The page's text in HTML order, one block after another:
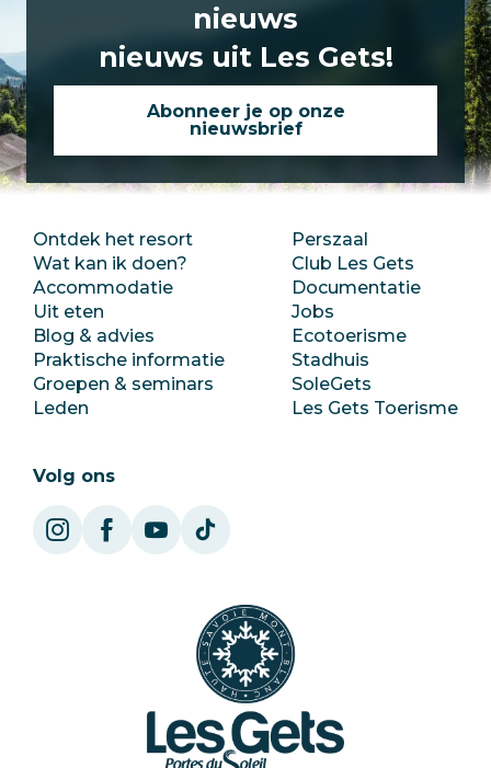
nieuws
nieuws uit Les Gets!
Abonneer je op onze
nieuwsbrief
Ontdek het resort
Wat kan ik doen?
Accommodatie
Uit eten
Blog & advies
Praktische informatie
Groepen & seminars
Leden
Perszaal
Club Les Gets
Documentatie
Jobs
Ecotoerisme
Stadhuis
SoleGets
Les Gets Toerisme
Volg ons